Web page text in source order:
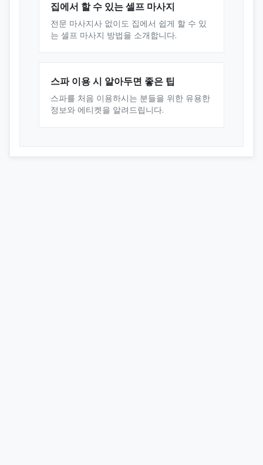
집에서 할 수 있는 셀프 마사지
전문 마사지사 없이도 집에서 쉽게 할 수 있
는 셀프 마사지 방법을 소개합니다.
스파 이용 시 알아두면 좋은 팁
스파를 처음 이용하시는 분들을 위한 유용한
정보와 에티켓을 알려드립니다.